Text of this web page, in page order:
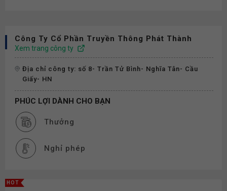
Công Ty Cổ Phần Truyền Thông Phát Thành
Xem trang công ty
Địa chỉ công ty: số 8- Trần Tử Bình- Nghĩa Tân- Cầu
Giấy- HN
PHÚC LỢI DÀNH CHO BẠN
Thưởng
Nghỉ phép
HOT